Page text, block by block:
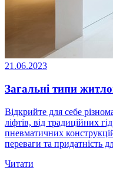
21.06.2023
Загальні типи
Відкрийте для себе
ліфтів, від традиційних
пневматичних
переваги та придатність
Читати